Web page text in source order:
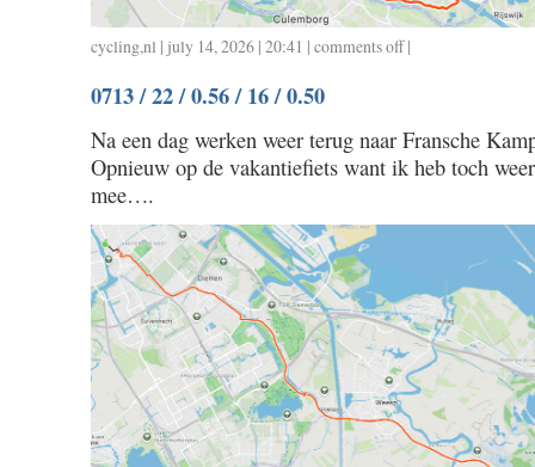
cycling,nl | july 14, 2026 | 20:41 | comments offon
/
5.30
|
0713 / 22 / 0.56 / 16 / 0.50
Na een dag werken weer terug naar Fransche
Opnieuw op de vakantiefiets want ik heb toch
mee….